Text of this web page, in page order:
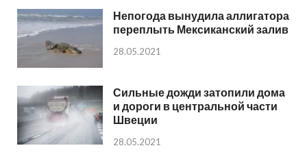
Непогода вынудила аллигатора
переплыть Мексиканский залив
28.05.2021
Сильные дожди затопили дома
и дороги в центральной части
Швеции
28.05.2021